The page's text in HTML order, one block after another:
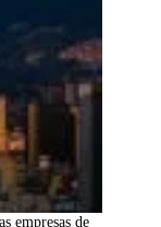
empresas de